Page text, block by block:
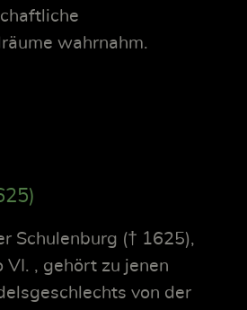
wahrnahm.
Schulenburg († 1625),
VI. , gehört zu jenen
von der